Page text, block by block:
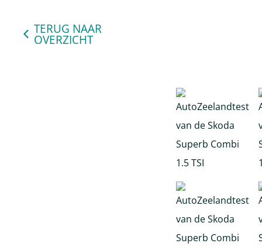
TERUG NAAR
OVERZICHT